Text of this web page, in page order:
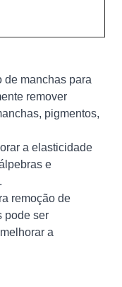
de manchas para
remover
pigmentos,
a elasticidade
e
remoção de
pode ser
a